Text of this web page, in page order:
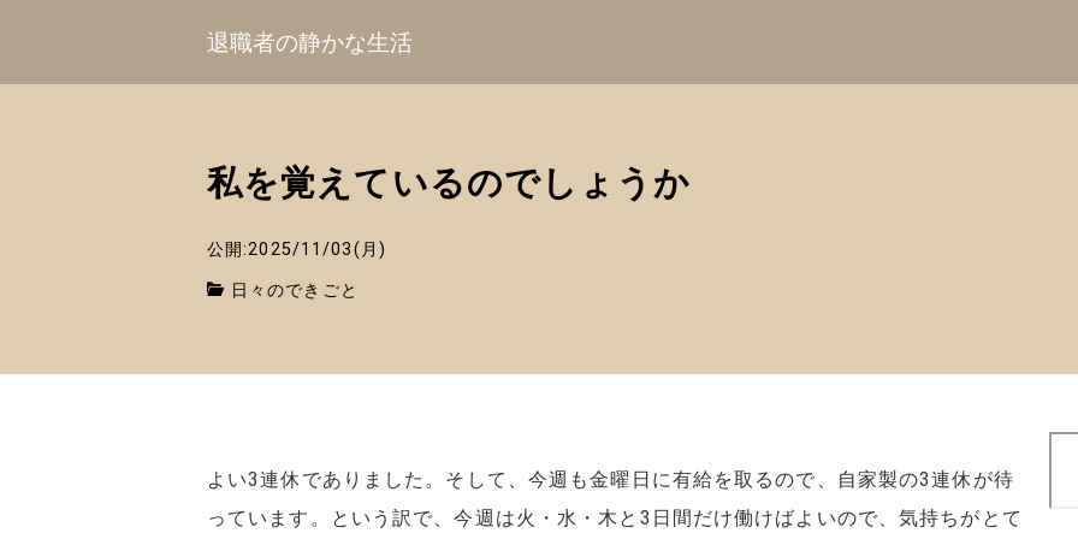
退職者の静かな生活
私を覚えているのでしょうか
公開:2025/11/03(月)
日々のできごと
よい3連休でありました。そして、今週も金曜日に有給を取るので、自家製の3連休が待
っています。という訳で、今週は火・水・木と3日間だけ働けばよいので、気持ちがとて